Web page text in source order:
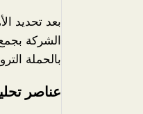
بعد تحديد
الشركة
بالحملة
عناصر